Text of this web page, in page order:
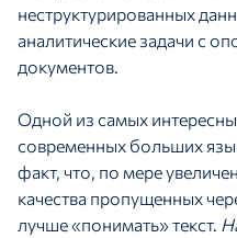
неструктурированных
аналитические задачи с
документов.
Одной из самых
современных больших
факт, что, по мере
качества пропущенных
лучше «понимать» текст.